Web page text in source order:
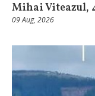
Mihai Viteazul,
09 Aug, 2026